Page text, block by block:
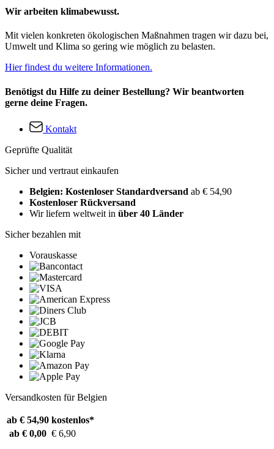
Wir arbeiten klimabewusst.
Mit vielen konkreten ökologischen Maßnahmen tragen wir dazu bei,
Umwelt und Klima so gering wie möglich zu belasten.
Hier findest du weitere Informationen.
Benötigst du Hilfe zu deiner Bestellung? Wir beantworten
gerne deine Fragen.
Kontakt
Geprüfte Qualität
Sicher und vertraut einkaufen
Belgien: Kostenloser Standardversand ab € 54,90
Kostenloser Rückversand
Wir liefern weltweit in über 40 Länder
Sicher bezahlen mit
Vorauskasse
Versandkosten für Belgien
ab € 54,90 kostenlos*
ab € 0,00 € 6,90